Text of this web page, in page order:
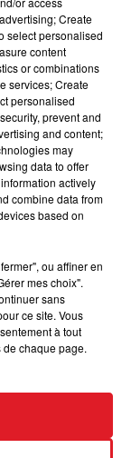
Macron a
sera
de 65 ans
président, a
rappel sera
ans. Les
quelques
: un
enregistré sur
de
Create
select personalised
content
or combinations
services; Create
personalised
prevent and
and content;
may
data to offer
actively
combine data from
based on
ou affiner en
mes choix".
sans
ce site. Vous
à tout
chaque page.